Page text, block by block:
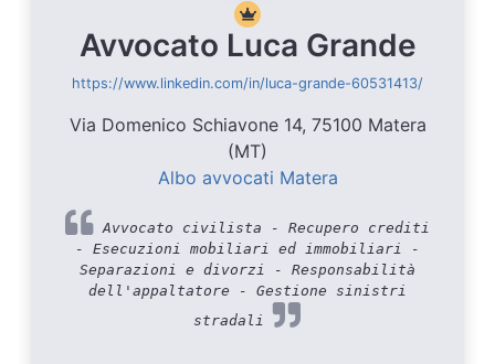
Avvocato Luca Grande
https://www.linkedin.com/in/luca-grande-60531413/
Via Domenico Schiavone 14, 75100 Matera
(MT)
Albo avvocati Matera
Avvocato civilista - Recupero crediti
- Esecuzioni mobiliari ed immobiliari -
Separazioni e divorzi - Responsabilità
dell'appaltatore - Gestione sinistri
stradali